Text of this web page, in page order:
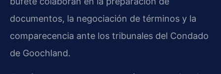
documentos, la negociación de términos y la
comparecencia ante los tribunales del Condado
de Goochland.